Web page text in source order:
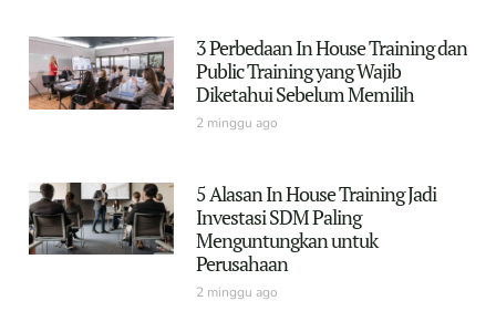
3 Perbedaan In House Training dan
Public Training yang Wajib
Diketahui Sebelum Memilih
2 minggu ago
5 Alasan In House Training Jadi
Investasi SDM Paling
Menguntungkan untuk
Perusahaan
2 minggu ago